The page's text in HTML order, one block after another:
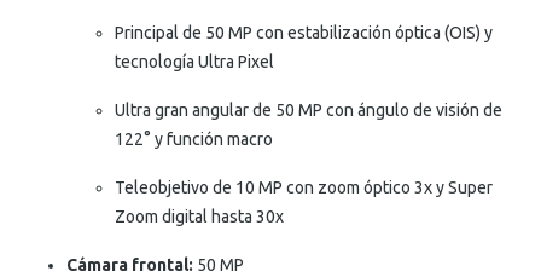
Principal de 50 MP con estabilización óptica (OIS) y
tecnología Ultra Pixel
Ultra gran angular de 50 MP con ángulo de visión de
122° y función macro
Teleobjetivo de 10 MP con zoom óptico 3x y Super
Zoom digital hasta 30x
Cámara frontal: 50 MP